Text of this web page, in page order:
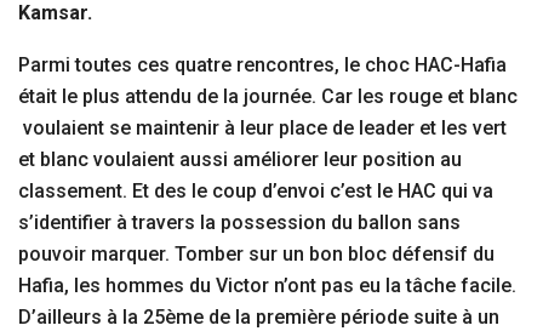
Kamsar.
Parmi toutes ces quatre rencontres, le choc HAC-Hafia
était le plus attendu de la journée. Car les rouge et blanc
voulaient se maintenir à leur place de leader et les vert
et blanc voulaient aussi améliorer leur position au
classement. Et des le coup d’envoi c’est le HAC qui va
s’identifier à travers la possession du ballon sans
pouvoir marquer. Tomber sur un bon bloc défensif du
Hafia, les hommes du Victor n’ont pas eu la tâche facile.
D’ailleurs à la 25ème de la première période suite à un